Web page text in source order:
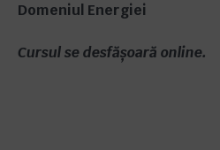
Domeniul Energiei
Cursul se desfășoară online.